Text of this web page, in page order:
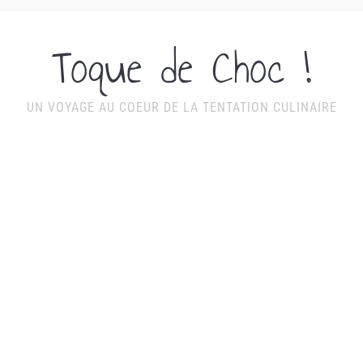
Toque de Choc !
UN VOYAGE AU COEUR DE LA TENTATION CULINAIRE